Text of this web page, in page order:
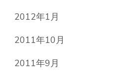
2012年1月
2011年10月
2011年9月